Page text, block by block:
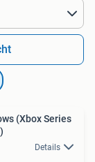
(Xbox Series
Details